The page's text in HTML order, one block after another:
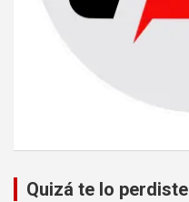
Quizá te lo perdiste